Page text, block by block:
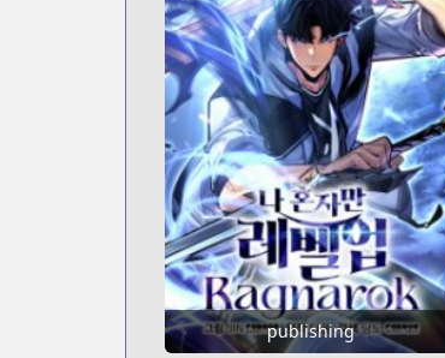
publishing